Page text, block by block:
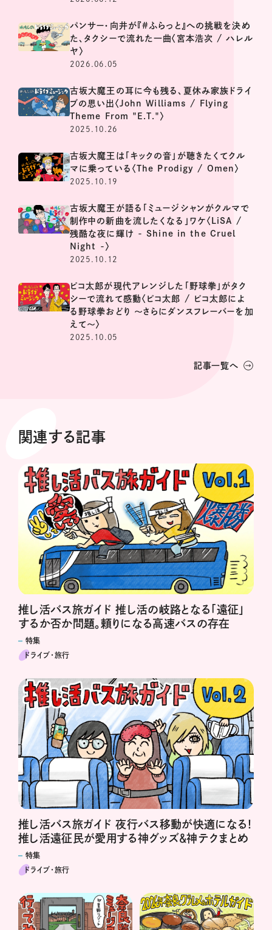
パンサー・向井が『#ふらっと』への挑戦を決め
た、タクシーで流れた一曲〈宮本浩次 / ハレル
ヤ〉
2026.06.05
古坂大魔王の耳に今も残る、夏休み家族ドライ
ブの思い出〈John Williams / Flying
Theme From "E.T."〉
2025.10.26
古坂大魔王は「キックの音」が聴きたくてクル
マに乗っている〈The Prodigy / Omen〉
2025.10.19
古坂大魔王が語る「ミュージシャンがクルマで
制作中の新曲を流したくなる」ワケ〈LiSA /
残酷な夜に輝け - Shine in the Cruel
Night -〉
2025.10.12
ピコ太郎が現代アレンジした「野球拳」がタク
シーで流れて感動〈ピコ太郎 / ピコ太郎によ
る野球拳おどり 〜さらにダンスフレーバーを加
えて〜〉
2025.10.05
記事一覧へ
関連する記事
推し活バス旅ガイド 推し活の岐路となる「遠征」
するか否か問題。頼りになる高速バスの存在
特集
ドライブ･旅行
推し活バス旅ガイド 夜行バス移動が快適になる！
推し活遠征民が愛用する神グッズ＆神テクまとめ
特集
ドライブ･旅行